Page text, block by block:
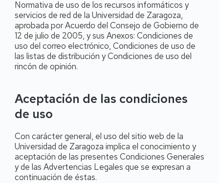
Normativa de uso de los recursos informáticos y
servicios de red de la Universidad de Zaragoza,
aprobada por Acuerdo del Consejo de Gobierno de
12 de julio de 2005, y sus Anexos: Condiciones de
uso del correo electrónico, Condiciones de uso de
las listas de distribución y Condiciones de uso del
rincón de opinión.
Aceptación de las condiciones
de uso
Con carácter general, el uso del sitio web de la
Universidad de Zaragoza implica el conocimiento y
aceptación de las presentes Condiciones Generales
y de las Advertencias Legales que se expresan a
continuación de éstas.